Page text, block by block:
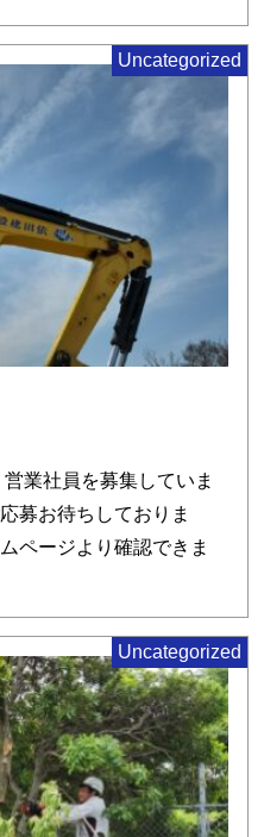
Uncategorized
業社員を募集していま
募お待ちしておりま
ページより確認できま
Uncategorized